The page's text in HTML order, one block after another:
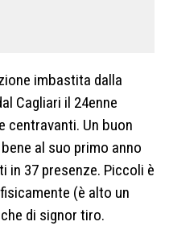
imbastita dalla
Cagliari il 24enne
centravanti. Un buon
al suo primo anno
in 37 presenze. Piccoli è
(è alto un
di signor tiro.